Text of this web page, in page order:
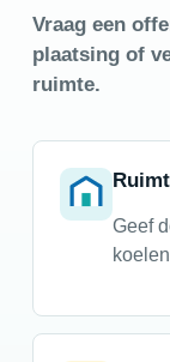
Vraag een
plaatsing of
ruimte.
Geef